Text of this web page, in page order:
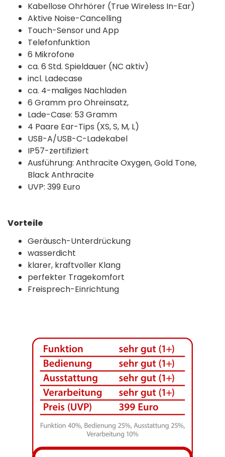
Kabellose Ohrhörer (True Wireless In-Ear)
Aktive Noise-Cancelling
Touch-Sensor und App
Telefonfunktion
6 Mikrofone
ca. 6 Std. Spieldauer (NC aktiv)
incl. Ladecase
ca. 4-maliges Nachladen
6 Gramm pro Ohreinsatz,
Lade-Case: 53 Gramm
4 Paare Ear-Tips (XS, S, M, L)
USB-A/USB-C-Ladekabel
IP57-zertifiziert
Ausführung: Anthracite Oxygen, Gold Tone,
Black Anthracite
UVP: 399 Euro
Vorteile
Geräusch-Unterdrückung
wasserdicht
klarer, kraftvoller Klang
perfekter Tragekomfort
Freisprech-Einrichtung